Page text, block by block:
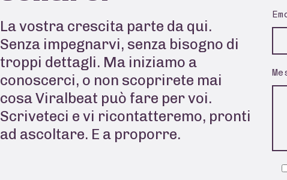
La vostra crescita parte da qui.
Senza impegnarvi, senza bisogno di
troppi dettagli. Ma iniziamo a
conoscerci, o non scoprirete mai
cosa Viralbeat può fare per voi.
Scriveteci e vi ricontatteremo, pronti
ad ascoltare. E a proporre.